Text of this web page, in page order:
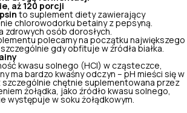
aż 120 porcji
to suplement diety zawierający
chlorowodorku betainy z pepsyną.
zdrowych osób dorosłych.
polecamy na początku największego
gdy obfituje w źródła białka.
kwasu solnego (HCl) w cząsteczce,
ma bardzo kwaśny odczyn – pH mieści się w
szczególnie chętnie suplementowana przez
żołądka, jako źródło kwasu solnego,
występuje w soku żołądkowym.